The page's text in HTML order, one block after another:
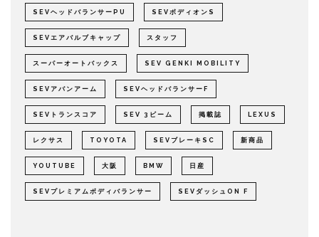
SEVヘッドバランサーPU SEVボディオンS
SEVエアバルブキャップ スタッフ
スーパーオートバックス SEV GENKI MOBILITY
SEVアバンアーム SEVヘッドバランサーF
SEVトランスコア SEV 3ビーム 掲載誌 LEXUS
レクサス TOYOTA SEVブレーキSC 新商品
YOUTUBE 大阪 BMW 日産
SEVプレミアムボディバランサー SEVダッシュON F